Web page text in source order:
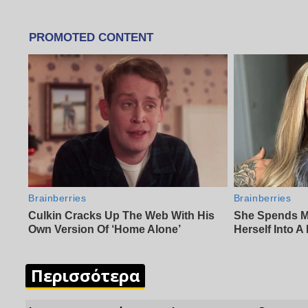
Περισσότερα